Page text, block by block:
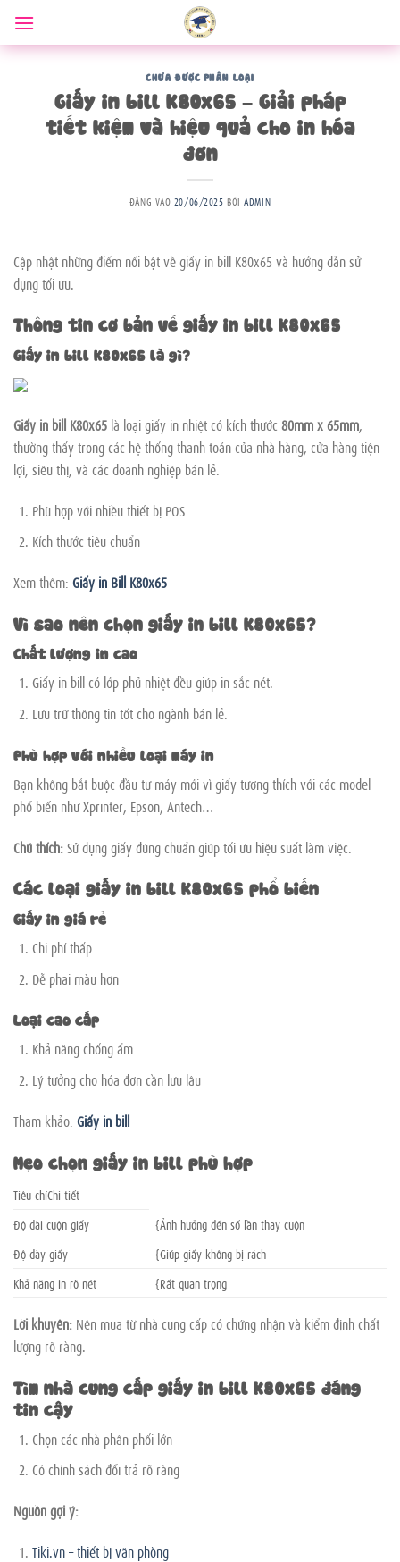
qua
nội
CHƯA ĐƯỢC PHÂN LOẠI
Giấy in bill K80x65 – Giải pháp
tiết kiệm và hiệu quả cho in hóa
đơn
ĐĂNG VÀO 20/06/2025 BỞIADMIN
Cập nhật những điểm nổi bật về giấy in bill K80x65 và hướng dẫn sử
dụng tối ưu.
Thông tin cơ bản về giấy in bill K80x65
Giấy in bill K80x65 là gì?
Giấy in bill K80x65 là loại giấy in nhiệt có kích thước 80mm x 65mm,
thường thấy trong các hệ thống thanh toán của nhà hàng, cửa hàng tiện
lợi, siêu thị, và các doanh nghiệp bán lẻ.
Phù hợp với nhiều thiết bị POS
Kích thước tiêu chuẩn
Xem thêm: Giấy in Bill K80x65
Vì sao nên chọn giấy in bill K80x65?
Chất lượng in cao
Giấy in bill có lớp phủ nhiệt đều giúp in sắc nét.
Lưu trữ thông tin tốt cho ngành bán lẻ.
Phù hợp với nhiều loại máy in
Bạn không bắt buộc đầu tư máy mới vì giấy tương thích với các model
phổ biến như Xprinter, Epson, Antech…
Chú thích:Sử dụng giấy đúng chuẩn giúp tối ưu hiệu suất làm việc.
Các loại giấy in bill K80x65 phổ biến
Giấy in giá rẻ
Chi phí thấp
Dễ phai màu hơn
Loại cao cấp
Khả năng chống ẩm
Lý tưởng cho hóa đơn cần lưu lâu
Tham khảo: Giấy in bill
Mẹo chọn giấy in bill phù hợp
Tiêu chíChi tiết
Độ dài cuộn giấy
{Ảnh hưởng đến số lần thay cuộn
Độ dày giấy
{Giúp giấy không bị rách
Khả năng in rõ nét
{Rất quan trọng
Lời khuyên: Nên mua từ nhà cung cấp có chứng nhận và kiểm định chất
lượng rõ ràng.
Tìm nhà cung cấp giấy in bill K80x65 đáng
tin cậy
Chọn các nhà phân phối lớn
Có chính sách đổi trả rõ ràng
Nguồn gợi ý:
Tiki.vn – thiết bị văn phòng